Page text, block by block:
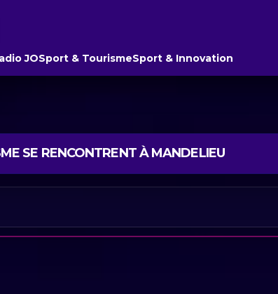
JOSport & TourismeSport & Innovation
SE RENCONTRENT À MANDELIEU